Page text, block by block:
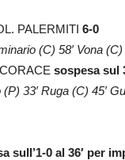
PALERMITI 6-0
(C) 58′ Vona
sospesa sul
33′ Ruga (C) 45′
sull’1-0 al 36′ per